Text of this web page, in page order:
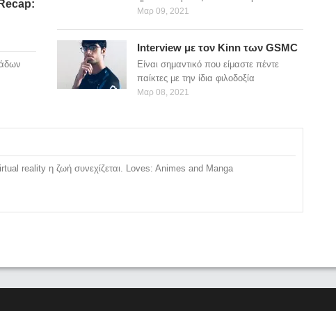
Μαρ 09, 2021
Interview με τον Kinn των GSMC
Eίναι σημαντικό που είμαστε πέντε
παίκτες με την ίδια φιλοδοξία
Μαρ 08, 2021
reality η ζωή συνεχίζεται. Loves: Animes and Manga